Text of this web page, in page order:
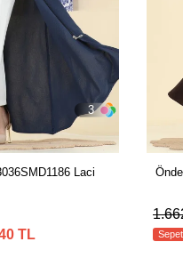
3
Laci
TL